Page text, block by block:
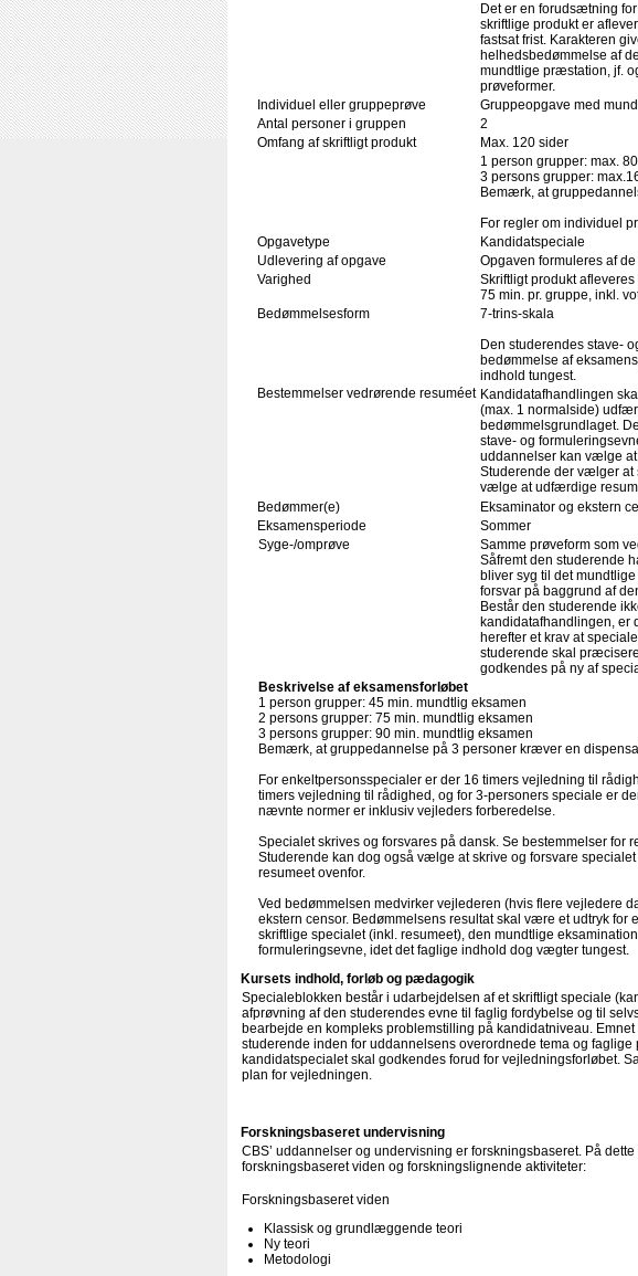
Det er en forudsætning
skriftlige produkt er
fastsat frist. Karakteren
helhedsbedømmelse af
mundtlige præstation, jf.
prøveformer.
Individuel eller gruppeprøve
Gruppeopgave med
Antal personer i gruppen
2
Omfang af skriftligt produkt
Max. 120 sider
1 person grupper: max.
3 persons grupper:
Bemærk, at
For regler om individuel
Opgavetype
Kandidatspeciale
Udlevering af opgave
Opgaven formuleres af
Varighed
Skriftligt produkt
75 min. pr. gruppe, inkl.
Bedømmelsesform
7-trins-skala
Den studerendes stave-
bedømmelse af
indhold tungest.
Bestemmelser vedrørende resuméet Kandidatafhandlingen
(max. 1 normalside)
bedømmelsgrundlaget.
stave- og
uddannelser kan vælge
Studerende der vælger at
vælge at udfærdige
Bedømmer(e)
Eksaminator og ekstern
Eksamensperiode
Sommer
Syge-/omprøve
Samme prøveform som
Såfremt den studerende
bliver syg til det
forsvar på baggrund af
Består den studerende
kandidatafhandlingen, er
herefter et krav at
studerende skal
godkendes på ny af
Beskrivelse af eksamensforløbet
1 person grupper: 45 min. mundtlig eksamen
2 persons grupper: 75 min. mundtlig eksamen
3 persons grupper: 90 min. mundtlig eksamen
Bemærk, at gruppedannelse på 3 personer kræver en
For enkeltpersonsspecialer er der 16 timers vejledning til
timers vejledning til rådighed, og for 3-personers speciale er
nævnte normer er inklusiv vejleders forberedelse.
Specialet skrives og forsvares på dansk. Se bestemmelser for
Studerende kan dog også vælge at skrive og forsvare
resumeet ovenfor.
Ved bedømmelsen medvirker vejlederen (hvis flere vejledere
ekstern censor. Bedømmelsens resultat skal være et udtryk for
skriftlige specialet (inkl. resumeet), den mundtlige
formuleringsevne, idet det faglige indhold dog vægter tungest.
Kursets indhold, forløb og pædagogik
Specialeblokken består i udarbejdelsen af et skriftligt speciale
afprøvning af den studerendes evne til faglig fordybelse og til
bearbejde en kompleks problemstilling på kandidatniveau.
studerende inden for uddannelsens overordnede tema og
kandidatspecialet skal godkendes forud for vejledningsforløbet.
plan for vejledningen.
Forskningsbaseret undervisning
CBS’ uddannelser og undervisning er forskningsbaseret. På
forskningsbaseret viden og forskningslignende aktiviteter:
Forskningsbaseret viden
Klassisk og grundlæggende teori
Ny teori
Metodologi